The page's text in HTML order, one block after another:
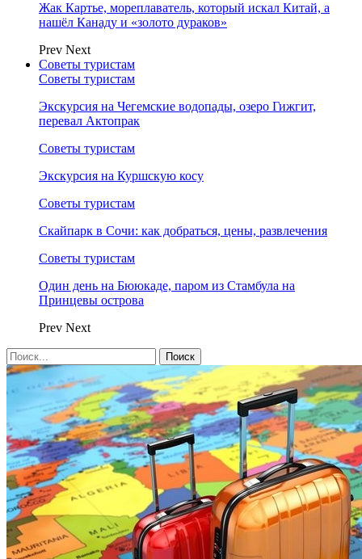
Жак Картье, мореплаватель, который искал Китай, а
нашёл Канаду и «золото дураков»
Prev Next
Советы туристам
Советы туристам
Экскурсия на Чегемские водопады, озеро Гижгит,
перевал Актопрак
Советы туристам
Экскурсия на Куршскую косу
Советы туристам
Скайпарк в Сочи: как добраться, цены, развлечения
Советы туристам
Один день на Бююкаде, паром из Стамбула на
Принцевы острова
Prev Next